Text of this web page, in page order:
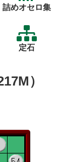
詰めオセロ集
定石
）